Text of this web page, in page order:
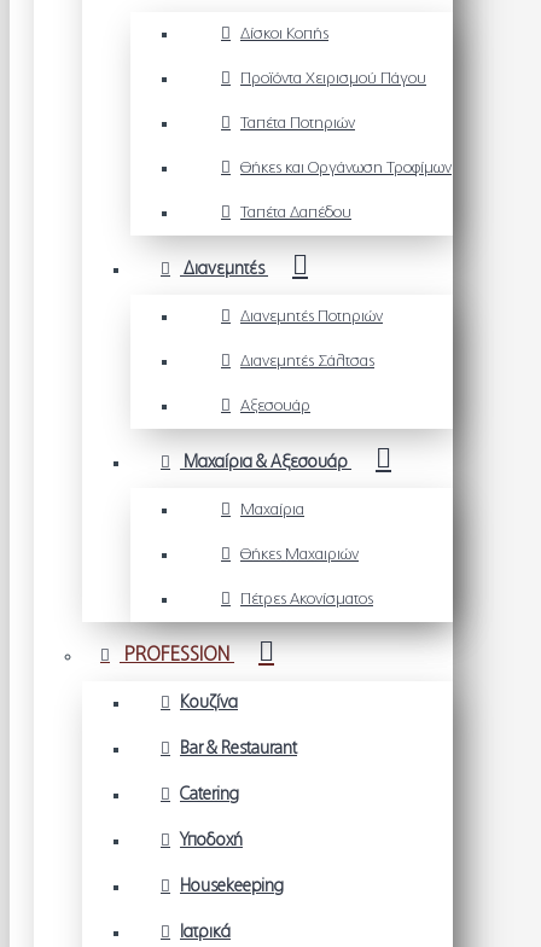
Δίσκοι Κοπής
Προϊόντα Χειρισμού Πάγου
Ταπέτα Ποτηριών
Θήκες και Οργάνωση Τροφίμων
Ταπέτα Δαπέδου
Διανεμητές
Διανεμητές Ποτηριών
Διανεμητές Σάλτσας
Αξεσουάρ
Μαχαίρια & Αξεσουάρ
Μαχαίρια
Θήκες Μαχαιριών
Πέτρες Ακονίσματος
PROFESSION
Κουζίνα
Bar & Restaurant
Catering
Υποδοχή
Housekeeping
Ιατρικά